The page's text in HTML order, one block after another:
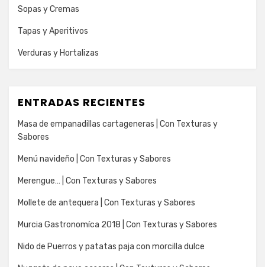
Sopas y Cremas
Tapas y Aperitivos
Verduras y Hortalizas
ENTRADAS RECIENTES
Masa de empanadillas cartageneras | Con Texturas y
Sabores
Menú navideño | Con Texturas y Sabores
Merengue… | Con Texturas y Sabores
Mollete de antequera | Con Texturas y Sabores
Murcia Gastronomíca 2018 | Con Texturas y Sabores
Nido de Puerros y patatas paja con morcilla dulce